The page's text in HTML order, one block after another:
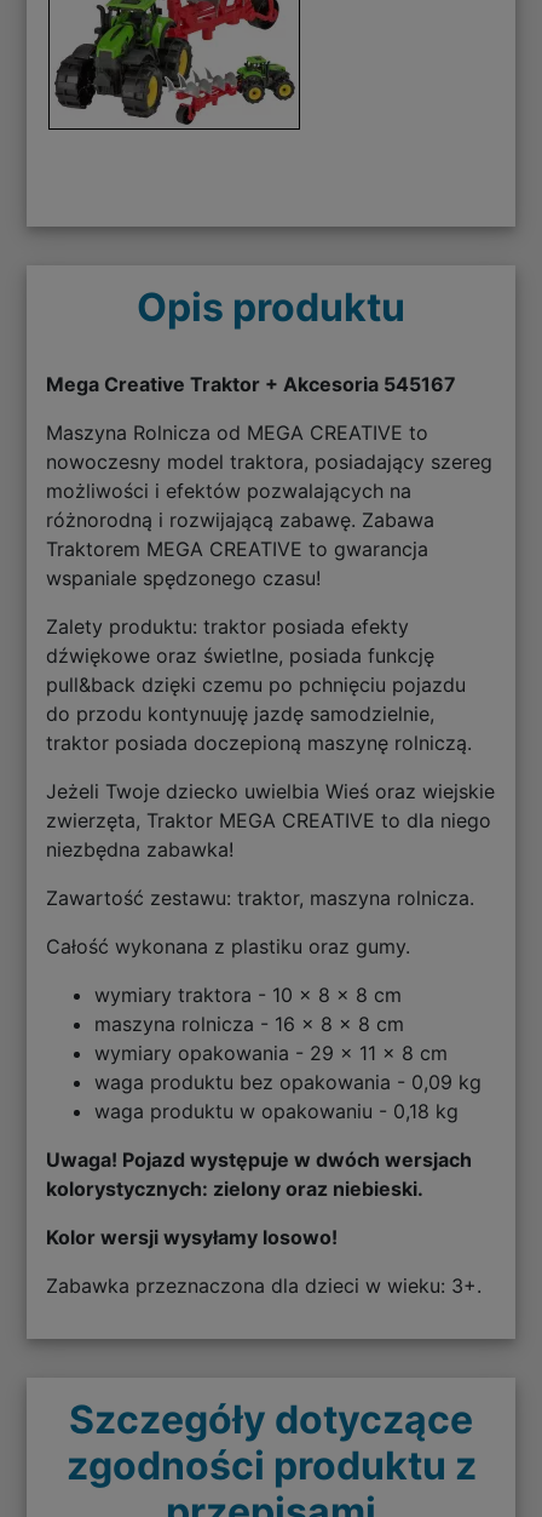
Opis produktu
Mega Creative Traktor + Akcesoria 545167
Maszyna Rolnicza od MEGA CREATIVE to
nowoczesny model traktora, posiadający szereg
możliwości i efektów pozwalających na
różnorodną i rozwijającą zabawę. Zabawa
Traktorem MEGA CREATIVE to gwarancja
wspaniale spędzonego czasu!
Zalety produktu: traktor posiada efekty
dźwiękowe oraz świetlne, posiada funkcję
pull&back dzięki czemu po pchnięciu pojazdu
do przodu kontynuuję jazdę samodzielnie,
traktor posiada doczepioną maszynę rolniczą.
Jeżeli Twoje dziecko uwielbia Wieś oraz wiejskie
zwierzęta, Traktor MEGA CREATIVE to dla niego
niezbędna zabawka!
Zawartość zestawu: traktor, maszyna rolnicza.
Całość wykonana z plastiku oraz gumy.
wymiary traktora - 10 x 8 x 8 cm
maszyna rolnicza - 16 x 8 x 8 cm
wymiary opakowania - 29 x 11 x 8 cm
waga produktu bez opakowania - 0,09 kg
waga produktu w opakowaniu - 0,18 kg
Uwaga! Pojazd występuje w dwóch wersjach
kolorystycznych: zielony oraz niebieski.
Kolor wersji wysyłamy losowo!
Zabawka przeznaczona dla dzieci w wieku: 3+.
Szczegóły dotyczące
zgodności produktu z